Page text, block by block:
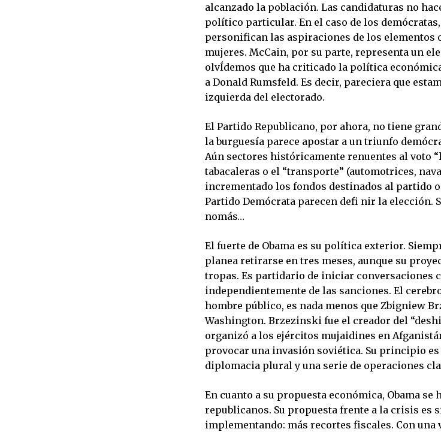
alcanzado la población. Las candidaturas no
político particular. En el caso de los
personifican las aspiraciones de los elementos
mujeres. McCain, por su parte, representa un
olvÍdemos que ha criticado la política
a Donald Rumsfeld. Es decir, pareciera que
izquierda del electorado.
El Partido Republicano, por ahora, no tiene
la burguesía parece apostar a un triunfo
Aún sectores históricamente renuentes al voto
tabacaleras o el “transporte” (automotrices,
incrementado los fondos destinados al partido
Partido Demócrata parecen defi nir la elección.
nomás…
El fuerte de Obama es su política exterior.
planea retirarse en tres meses, aunque su
tropas. Es partidario de iniciar conversaciones
independientemente de las sanciones. El
hombre público, es nada menos que Zbigniew
Washington. Brzezinski fue el creador del
organizó a los ejércitos mujaidines en
provocar una invasión soviética. Su principio
diplomacia plural y una serie de operaciones
En cuanto a su propuesta económica, Obama se
republicanos. Su propuesta frente a la crisis es
implementando: más recortes fiscales. Con